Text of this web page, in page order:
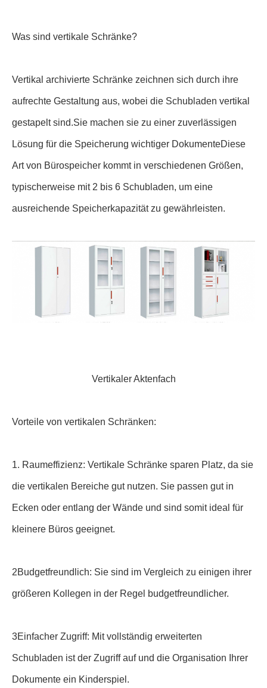
Was sind vertikale Schränke?
Vertikal archivierte Schränke zeichnen sich durch ihre
aufrechte Gestaltung aus, wobei die Schubladen vertikal
gestapelt sind.Sie machen sie zu einer zuverlässigen
Lösung für die Speicherung wichtiger DokumenteDiese
Art von Bürospeicher kommt in verschiedenen Größen,
typischerweise mit 2 bis 6 Schubladen, um eine
ausreichende Speicherkapazität zu gewährleisten.
Vertikaler Aktenfach
Vorteile von vertikalen Schränken:
1. Raumeffizienz: Vertikale Schränke sparen Platz, da sie
die vertikalen Bereiche gut nutzen. Sie passen gut in
Ecken oder entlang der Wände und sind somit ideal für
kleinere Büros geeignet.
2Budgetfreundlich: Sie sind im Vergleich zu einigen ihrer
größeren Kollegen in der Regel budgetfreundlicher.
3Einfacher Zugriff: Mit vollständig erweiterten
Schubladen ist der Zugriff auf und die Organisation Ihrer
Dokumente ein Kinderspiel.